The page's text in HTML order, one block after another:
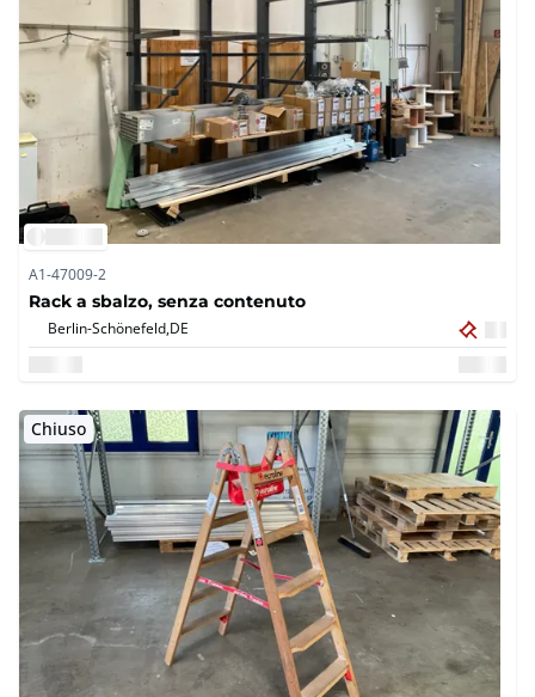
A1-47009-2
Rack a sbalzo, senza contenuto
Berlin-Schönefeld,DE
Chiuso